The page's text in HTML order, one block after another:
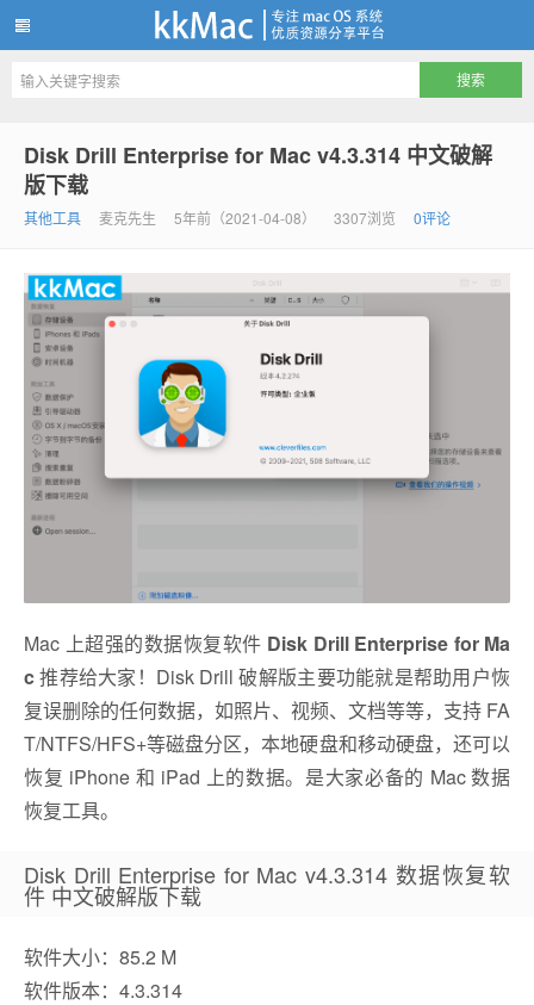
Disk Drill Enterprise for Mac v4.3.314 中文破解
版下载
其他工具 麦克先生 5年前（2021-04-08） 3307浏览 0评论
Mac 上超强的数据恢复软件 Disk Drill Enterprise for Ma
c推荐给大家！Disk Drill 破解版主要功能就是帮助用户恢
复误删除的任何数据，如照片、视频、文档等等，支持 FA
T/NTFS/HFS+等磁盘分区，本地硬盘和移动硬盘，还可以
恢复 iPhone 和 iPad 上的数据。是大家必备的 Mac 数据
恢复工具。
Disk Drill Enterprise for Mac v4.3.314 数据恢复软
件 中文破解版下载
软件大小：85.2 M
软件版本：4.3.314